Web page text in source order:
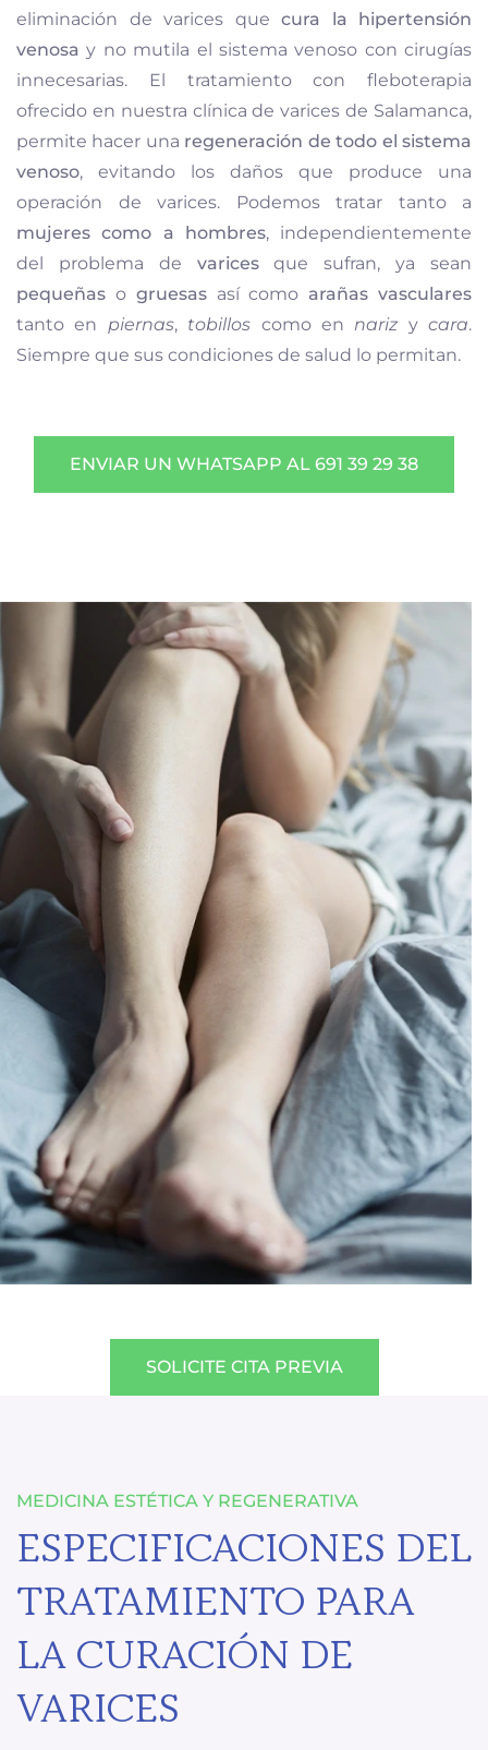
eliminación de varices que cura la hipertensión
venosa y no mutila el sistema venoso con cirugías
innecesarias. El tratamiento con fleboterapia
ofrecido en nuestra clínica de varices de Salamanca,
permite hacer una regeneración de todo el sistema
venoso, evitando los daños que produce una
operación de varices. Podemos tratar tanto a
mujeres como a hombres, independientemente
del problema de varicesque sufran, ya sean
pequeñas o gruesasasí comoarañas vasculares
tanto en piernas, tobillos como en nariz y cara.
Siempre que sus condiciones de salud lo permitan.
ENVIAR UN WHATSAPP AL 691 39 29 38
SOLICITE CITA PREVIA
MEDICINA ESTÉTICA Y REGENERATIVA
ESPECIFICACIONES DEL
TRATAMIENTO PARA
LA CURACIÓN DE
VARICES